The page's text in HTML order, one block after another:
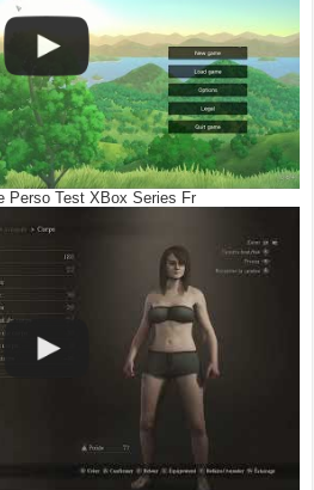
Perso Test XBox Series Fr